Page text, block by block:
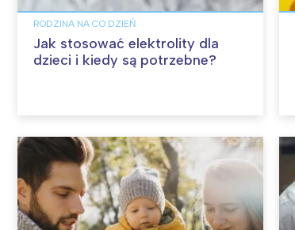
RODZINA NA CO DZIEŃ
Jak stosować elektrolity dla
dzieci i kiedy są potrzebne?